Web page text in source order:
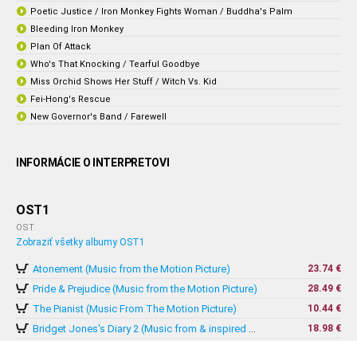
Poetic Justice / Iron Monkey Fights Woman / Buddha's Palm
Bleeding Iron Monkey
Plan Of Attack
Who's That Knocking / Tearful Goodbye
Miss Orchid Shows Her Stuff / Witch Vs. Kid
Fei-Hong's Rescue
New Governor's Band / Farewell
INFORMÁCIE O INTERPRETOVI
OST1
OST
Zobraziť všetky albumy OST1
Atonement (Music from the Motion Picture) 23.74 €
Pride & Prejudice (Music from the Motion Picture) 28.49 €
The Pianist (Music From The Motion Picture)
10.44 €
Bridget Jones's Diary 2 (Music from & inspired by The Motion Picture)
18.98 €